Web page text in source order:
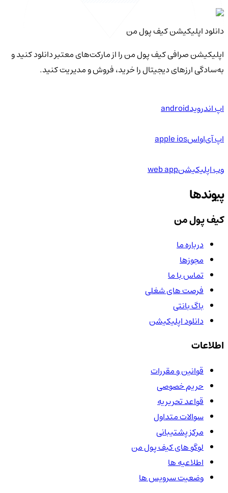
دانلود اپلیکیشن کیف‌ پول من
اپلیکیشن صرافی کیف پول من را از مارکت‌های معتبر دانلود کنید و
به‌سادگی ارزهای دیجیتال را خرید، فروش و مدیریت کنید.
اپ اندرویدandroid
اپ آی‌او‌اسapple ios
وب اپلیکیشنweb app
پیوندها
کیف پول من
درباره ما
مجوزها
تماس با ما
فرصت های شغلی
باگ بانتی
دانلود اپلیکیشن
اطلاعات
قوانین و مقررات
حریم خصوصی
قواعد تحریریه
سوالات متداول
مرکز پشتیبانی
لوگو های کیف پول من
اطلاعیه ها
وضعیت سرویس ها